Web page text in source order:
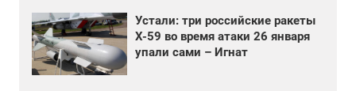
Устали: три российские ракеты
Х-59 во время атаки 26 января
упали сами – Игнат